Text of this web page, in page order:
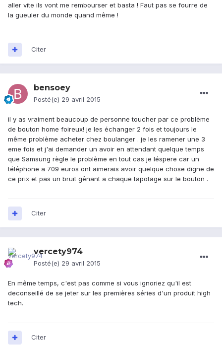
aller vite ils vont me rembourser et basta ! Faut pas se fourre de
la gueuler du monde quand même !
Citer
bensoey
Posté(e) 29 avril 2015
il y as vraiment beaucoup de personne toucher par ce problème
de bouton home foireux! je les échanger 2 fois et toujours le
même problème acheter chez boulanger . je les ramener une 3
eme fois et j'ai demander un avoir en attendant quelque temps
que Samsung règle le problème en tout cas je léspere car un
téléphone a 709 euros ont aimerais avoir quelque chose digne de
ce prix et pas un bruit gênant a chaque tapotage sur le bouton .
Citer
vercety974
Posté(e) 29 avril 2015
En même temps, c'est pas comme si vous ignoriez qu'il est
deconseillé de se jeter sur les premières séries d'un produit high
tech.
Citer